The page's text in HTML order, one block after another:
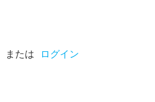
または ログイン